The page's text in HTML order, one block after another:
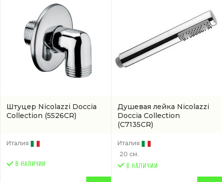
Штуцер Nicolazzi Doccia
Collection (5526CR)
Италия
В НАЛИЧИИ
Душевая лейка Nicolazzi
Doccia Collection
(C7135CR)
Италия
20 см.